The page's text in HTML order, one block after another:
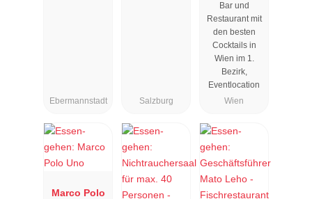
Ebermannstadt Salzburg
Wien
Bar und
Restaurant mit
den besten
Cocktails in
Wien im 1.
Bezirk,
Eventlocation
Wien
Marco Polo